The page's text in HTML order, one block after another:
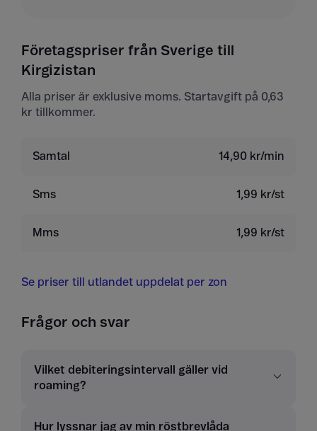
Företagspriser från Sverige till
Kirgizistan
Alla priser är exklusive moms. Startavgift på 0,63
kr tillkommer.
Samtal 14,90 kr/min
Sms 1,99 kr/st
Mms 1,99 kr/st
Se priser till utlandet uppdelat per zon
Frågor och svar
Vilket debiteringsintervall gäller vid
roaming?
Hur lyssnar jag av min röstbrevlåda